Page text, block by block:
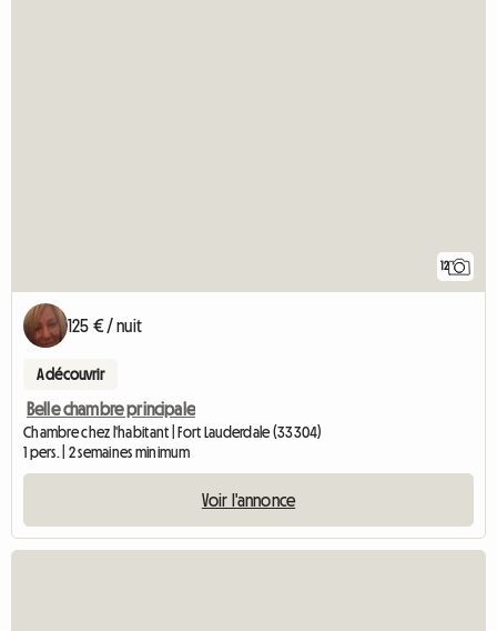
12
125 € / nuit
A découvrir
Belle chambre principale
Chambre chez l'habitant | Fort Lauderdale (33304)
1 pers. | 2 semaines minimum
Voir l'annonce